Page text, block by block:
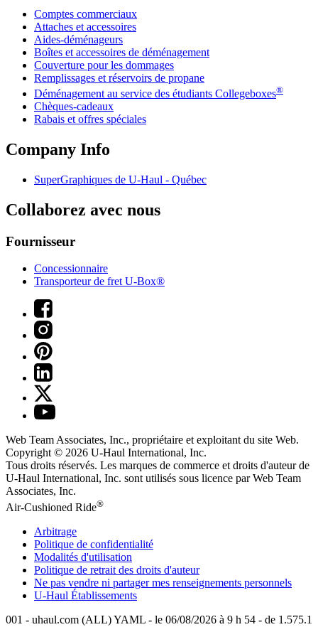
Comptes commerciaux
Attaches et accessoires
Aides-déménageurs
Boîtes et accessoires de déménagement
Couverture pour les dommages
Remplissages et réservoirs de propane
Déménagement au service des étudiants Collegeboxes®
Chèques-cadeaux
Rabais et offres spéciales
Company Info
SuperGraphiques de U-Haul - Québec
Collaborez avec nous
Fournisseur
Concessionnaire
Transporteur de fret U-Box®
Web Team Associates, Inc., propriétaire et exploitant du site Web.
Copyright © 2026 U-Haul International, Inc.
Tous droits réservés. Les marques de commerce et droits d'auteur de
U-Haul International, Inc. sont utilisés sous licence par Web Team
Associates, Inc.
Air-Cushioned Ride®
Arbitrage
Politique de confidentialité
Modalités d'utilisation
Politique de retrait des droits d'auteur
Ne pas vendre ni partager mes renseignements personnels
U-Haul Établissements
001 - uhaul.com (ALL) YAML - le 06/08/2026 à 9 h 54 - de 1.575.1